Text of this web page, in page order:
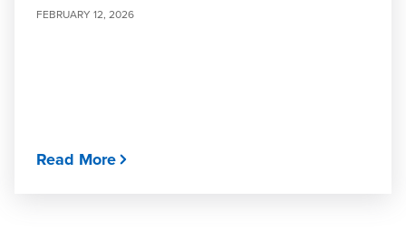
FEBRUARY 12, 2026
Read More